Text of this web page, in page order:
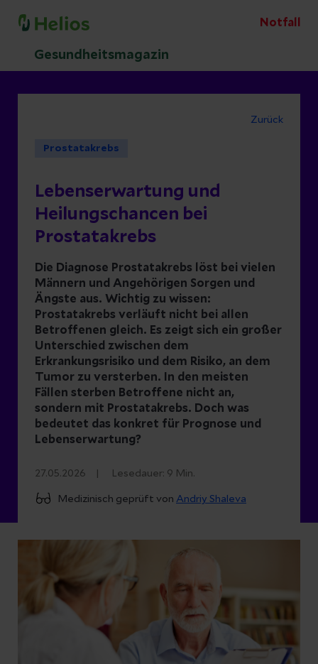
Notfall
Gesundheitsmagazin
Zurück
Prostatakrebs
Lebenserwartung und
Heilungschancen bei
Prostatakrebs
Die Diagnose Prostatakrebs löst bei vielen
Männern und Angehörigen Sorgen und
Ängste aus. Wichtig zu wissen:
Prostatakrebs verläuft nicht bei allen
Betroffenen gleich. Es zeigt sich ein großer
Unterschied zwischen dem
Erkrankungsrisiko und dem Risiko, an dem
Tumor zu versterben. In den meisten
Fällen sterben Betroffene nicht an,
sondern mit Prostatakrebs. Doch was
bedeutet das konkret für Prognose und
Lebenserwartung?
27.05.2026 Lesedauer: 9 Min.
Medizinisch geprüft von Andriy Shaleva